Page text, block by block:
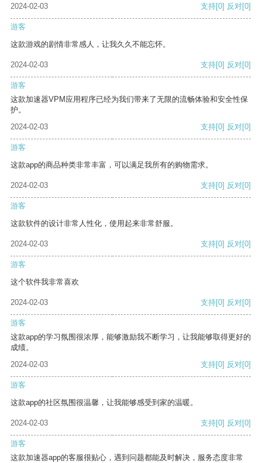
2024-02-03 支持[0] 反对[0]
游客
这款游戏的剧情非常感人，让我久久不能忘怀。
2024-02-03 支持[0] 反对[0]
游客
这款加速器VPM应用程序已经为我们带来了无限的流畅体验和安全性保
护。
2024-02-03
支持[0] 反对[0]
游客
这款app的商品种类非常丰富，可以满足我所有的购物需求。
2024-02-03 支持[0] 反对[0]
游客
这款软件的设计非常人性化，使用起来非常舒服。
2024-02-03 支持[0] 反对[0]
游客
这个软件我非常喜欢
2024-02-03 支持[0] 反对[0]
游客
这款app的学习氛围很浓厚，能够激励我不断学习，让我能够取得更好的
成绩。
2024-02-03
支持[0] 反对[0]
游客
这款app的社区氛围很温馨，让我能够感受到家的温暖。
2024-02-03 支持[0] 反对[0]
游客
这款加速器app的客服很贴心，遇到问题都能及时解决，服务态度非常